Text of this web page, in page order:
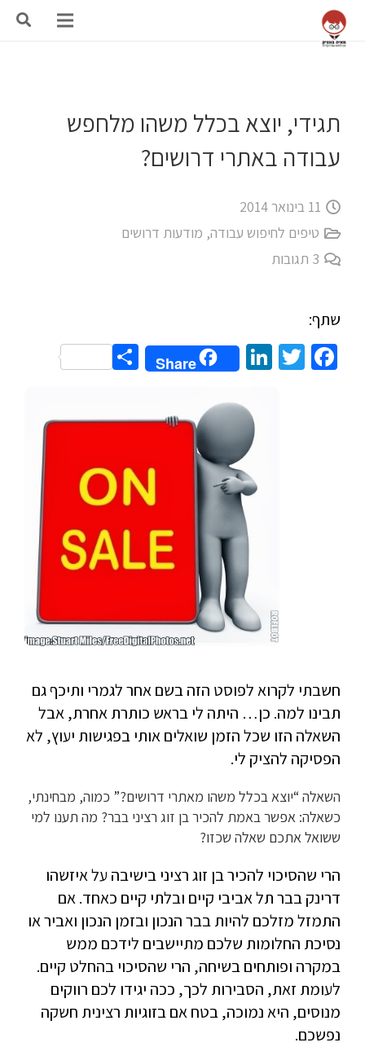
תגידי, יוצא בכלל משהו מלחפש
עבודה באתרי דרושים?
11 בינואר 2014
טיפים לחיפוש עבודה, מודעות דרושים
3 תגובות
שתף:
Facebook
Twitter
LinkedIn
Share
Share
חשבתי לקרוא לפוסט הזה בשם אחר לגמרי ותיכף גם
תבינו למה. כן… היתה לי בראש כותרת אחרת, אבל
השאלה הזו שכל הזמן שואלים אותי בפגישות יעוץ, לא
הפסיקה להציק לי.
השאלה “יוצא בכלל משהו מאתרי דרושים?” כמוה, מבחינתי,
כשאלה: אפשר באמת להכיר בן זוג רציני בבר? מה תענו למי
ששואל אתכם שאלה שכזו?
הרי שהסיכוי להכיר בן זוג רציני בישיבה על איזשהו
דרינק בבר תל אביבי קיים ובלתי קיים כאחד. אם
התמזל מזלכם להיות בבר הנכון ובזמן הנכון ואביר או
נסיכת החלומות שלכם מתיישבים לידכם ממש
במקרה ופותחים בשיחה, הרי שהסיכוי בהחלט קיים.
לעומת זאת, הסבירות לכך, ככה יגידו לכם רווקים
מנוסים, היא נמוכה, בטח אם בזוגיות רצינית חשקה
נפשכם.